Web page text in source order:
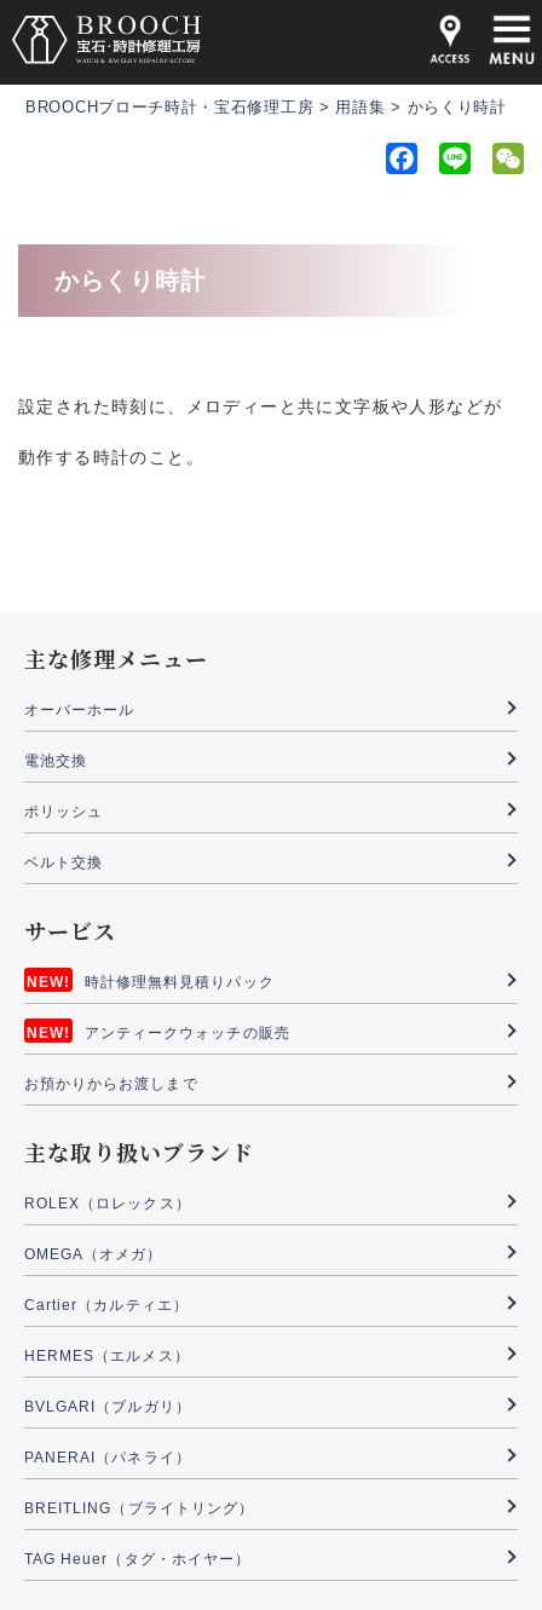
BROOCHブローチ時計・宝石修理工房 > 用語集 > からくり時計
からくり時計
設定された時刻に、メロディーと共に文字板や人形などが
動作する時計のこと。
主な修理メニュー
オーバーホール
電池交換
ポリッシュ
ベルト交換
サービス
時計修理無料見積りパック
アンティークウォッチの販売
お預かりからお渡しまで
主な取り扱いブランド
ROLEX（ロレックス）
OMEGA（オメガ）
Cartier（カルティエ）
HERMES（エルメス）
BVLGARI（ブルガリ）
PANERAI（パネライ）
BREITLING（ブライトリング）
TAG Heuer（タグ・ホイヤー）